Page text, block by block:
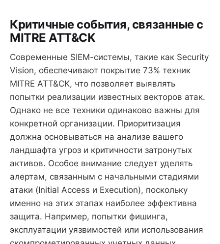
Критичные события, связанные с
MITRE ATT&CK
Современные SIEM-системы, такие как Security
Vision, обеспечивают покрытие 73% техник
MITRE ATT&CK, что позволяет выявлять
попытки реализации известных векторов атак.
Однако не все техники одинаково важны для
конкретной организации. Приоритизация
должна основываться на анализе вашего
ландшафта угроз и критичности затронутых
активов. Особое внимание следует уделять
алертам, связанным с начальными стадиями
атаки (Initial Access и Execution), поскольку
именно на этих этапах наиболее эффективна
защита. Например, попытки фишинга,
эксплуатации уязвимостей или использования